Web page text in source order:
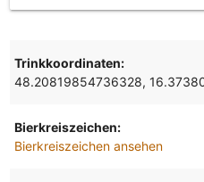
Trinkkoordinaten:
48.20819854736328,
Bierkreiszeichen:
Bierkreiszeichen ansehen